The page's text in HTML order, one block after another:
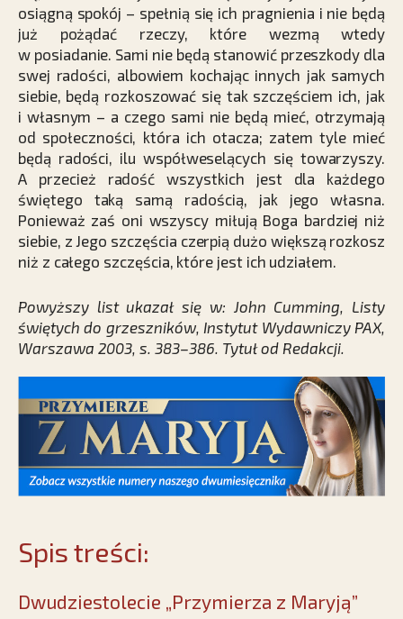
osiągną spokój – spełnią się ich pragnienia i nie będą
już pożądać rzeczy, które wezmą wtedy
w posiadanie. Sami nie będą stanowić przeszkody dla
swej radości, albowiem kochając innych jak samych
siebie, będą rozkoszować się tak szczęściem ich, jak
i własnym – a czego sami nie będą mieć, otrzymają
od społeczności, która ich otacza; zatem tyle mieć
będą radości, ilu współweselących się towarzyszy.
A przecież radość wszystkich jest dla każdego
świętego taką samą radością, jak jego własna.
Ponieważ zaś oni wszyscy miłują Boga bardziej niż
siebie, z Jego szczęścia czerpią dużo większą rozkosz
niż z całego szczęścia, które jest ich udziałem.
Powyższy list ukazał się w: John Cumming, Listy
świętych do grzeszników, Instytut Wydawniczy PAX,
Warszawa 2003, s. 383–386. Tytuł od Redakcji.
Spis treści:
Dwudziestolecie „Przymierza z Maryją”